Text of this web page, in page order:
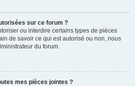
sur ce forum ?
ou interdire certains types de pièces
de savoir ce qui est autorisé ou non, nous
du forum.
mes pièces jointes ?